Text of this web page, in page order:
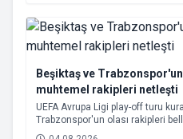
Beşiktaş ve
muhtemel rakipleri netleşti
UEFA Avrupa Ligi play-off turu
Trabzonspor'un olası rakipleri
yoluna devam eden Beşiktaş ve